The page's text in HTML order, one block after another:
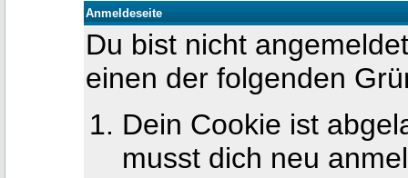
Anmeldeseite
Du bist nicht
einen der folgenden
Dein Cookie ist
musst dich neu